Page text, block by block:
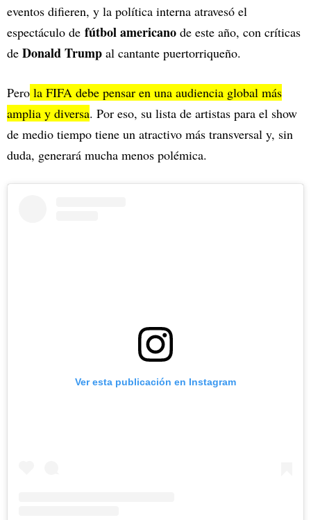
eventos difieren, y la política interna atravesó el
espectáculo de fútbol americano de este año, con críticas
de Donald Trump al cantante puertorriqueño.
Pero la FIFA debe pensar en una audiencia global más
amplia y diversa. Por eso, su lista de artistas para el show
de medio tiempo tiene un atractivo más transversal y, sin
duda, generará mucha menos polémica.
Ver esta publicación en Instagram